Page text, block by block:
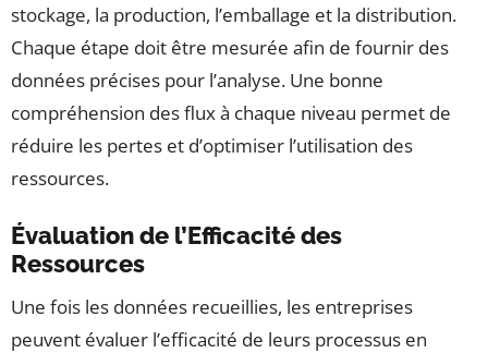
stockage, la production, l’emballage et la distribution.
Chaque étape doit être mesurée afin de fournir des
données précises pour l’analyse. Une bonne
compréhension des flux à chaque niveau permet de
réduire les pertes et d’optimiser l’utilisation des
ressources.
Évaluation de l’Efficacité des
Ressources
Une fois les données recueillies, les entreprises
peuvent évaluer l’efficacité de leurs processus en